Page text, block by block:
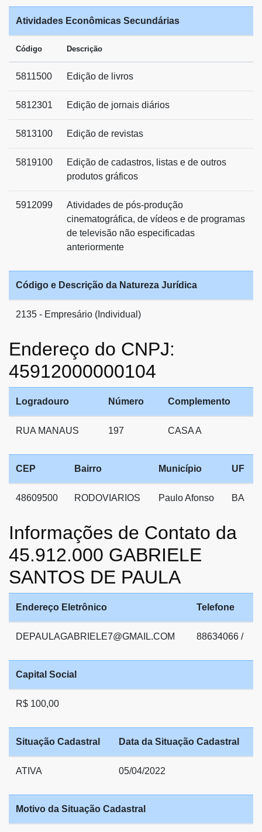
Atividades Econômicas Secundárias
Código Descrição
5811500 Edição de livros
5812301 Edição de jornais diários
5813100 Edição de revistas
5819100
Edição de cadastros, listas e de outros
produtos gráficos
5912099
Atividades de pós-produção
cinematográfica, de vídeos e de programas
de televisão não especificadas
anteriormente
Código e Descrição da Natureza Jurídica
2135 - Empresário (Individual)
Endereço do CNPJ:
45912000000104
Logradouro Número Complemento
RUA MANAUS 197 CASA A
CEP Bairro Município UF
48609500 RODOVIARIOS Paulo Afonso BA
Informações de Contato da
45.912.000 GABRIELE
SANTOS DE PAULA
Endereço Eletrônico Telefone
DEPAULAGABRIELE7@GMAIL.COM 88634066 /
Capital Social
R$ 100,00
Situação Cadastral Data da Situação Cadastral
ATIVA 05/04/2022
Motivo da Situação Cadastral